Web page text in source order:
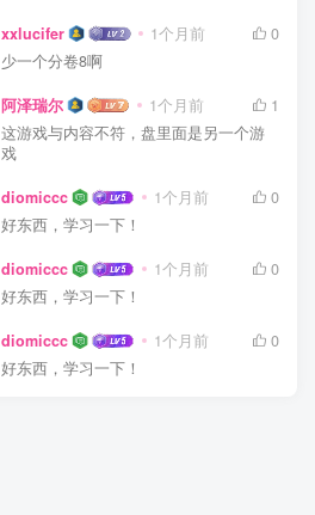
xxlucifer 1个月前
0
少一个分卷8啊
阿泽瑞尔 1个月前
1
这游戏与内容不符，盘里面是另一个游
戏
diomiccc 1个月前
0
好东西，学习一下！
diomiccc 1个月前
0
好东西，学习一下！
diomiccc 1个月前
0
好东西，学习一下！